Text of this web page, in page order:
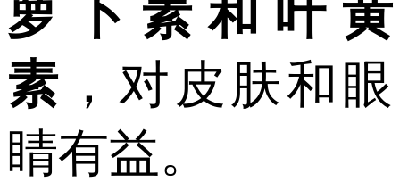
萝卜素和叶黄
素 ，对皮肤和眼
睛有益。